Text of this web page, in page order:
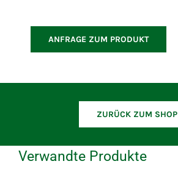
ANFRAGE ZUM PRODUKT
ZURÜCK ZUM SHOP
Verwandte Produkte